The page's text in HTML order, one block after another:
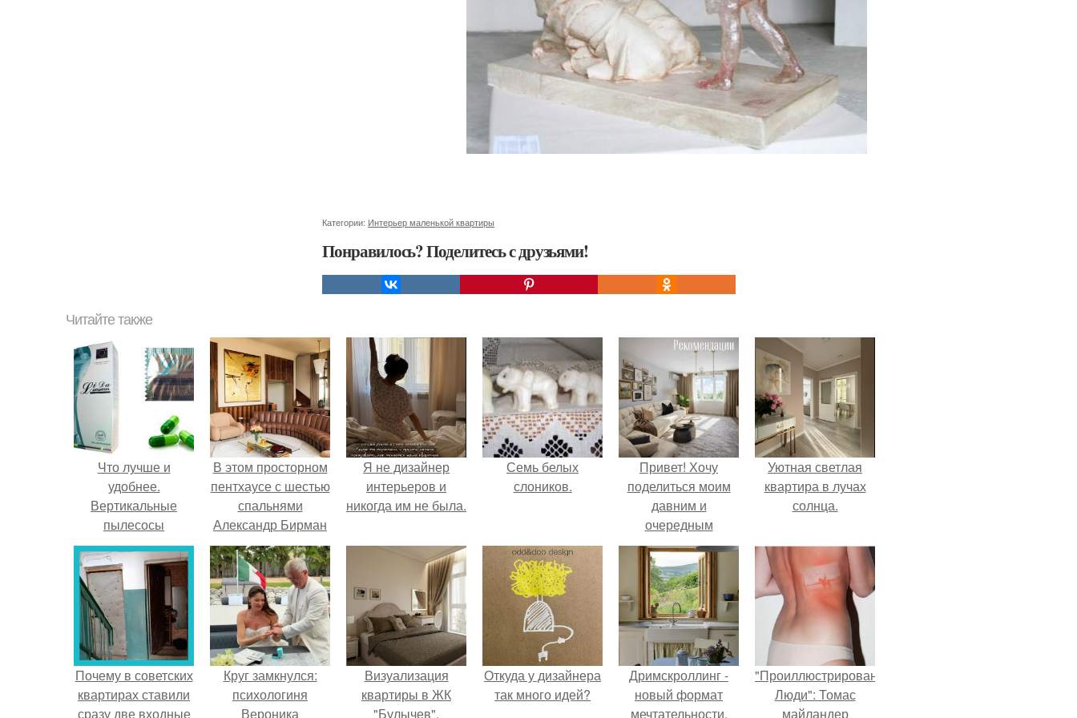
Категории: Интерьер маленькой квартиры
Понравилось? Поделитесь с друзьями!
Читайте также
Что лучше и
удобнее.
Вертикальные
пылесосы
В этом просторном
пентхаусе с шестью
спальнями
Александр Бирман
живет со своей
семьей.
Я не дизайнер
интерьеров и
никогда им не была.
Семь белых
слоников.
Привет! Хочу
поделиться моим
давним и
очередным
неопубликованным
проектом.
Уютная светлая
квартира в лучах
солнца.
Почему в советских
квартирах ставили
сразу две входные
Круг замкнулся:
психологиня
Вероника
Визуализация
квартиры в ЖК
"Булычев".
Откуда у дизайнера
так много идей?
Дримскроллинг -
новый формат
мечтательности.
"Проиллюстрированные
Люди": Томас
майландер